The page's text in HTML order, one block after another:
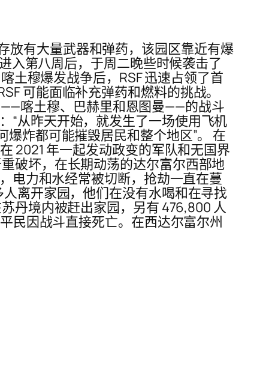
放有大量武器和弹药，该园区靠近有爆
入第八周后，于周二晚些时候袭击了
土穆爆发战争后，RSF 迅速占领了首
可能面临补充弹药和燃料的挑战。
——喀土穆、巴赫里和恩图曼——的战斗
“从昨天开始，就发生了一场使用飞机
炸都可能摧毁居民和整个地区”。 在
2021 年一起发动政变的军队和无国界
破坏，在长期动荡的达尔富尔西部地
电力和水经常被切断，抢劫一直在蔓
离开家园，他们在没有水喝和在寻找
丹境内被赶出家园，另有 476,800 人
民因战斗直接死亡。在西达尔富尔州